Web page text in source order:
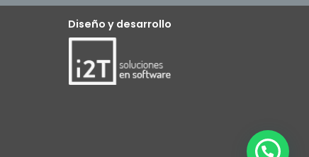
Diseño y desarrollo